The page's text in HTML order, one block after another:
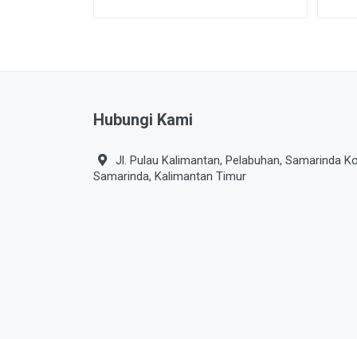
Hubungi Kami
Jl. Pulau Kalimantan, Pelabuhan, Samarinda
Samarinda, Kalimantan Timur